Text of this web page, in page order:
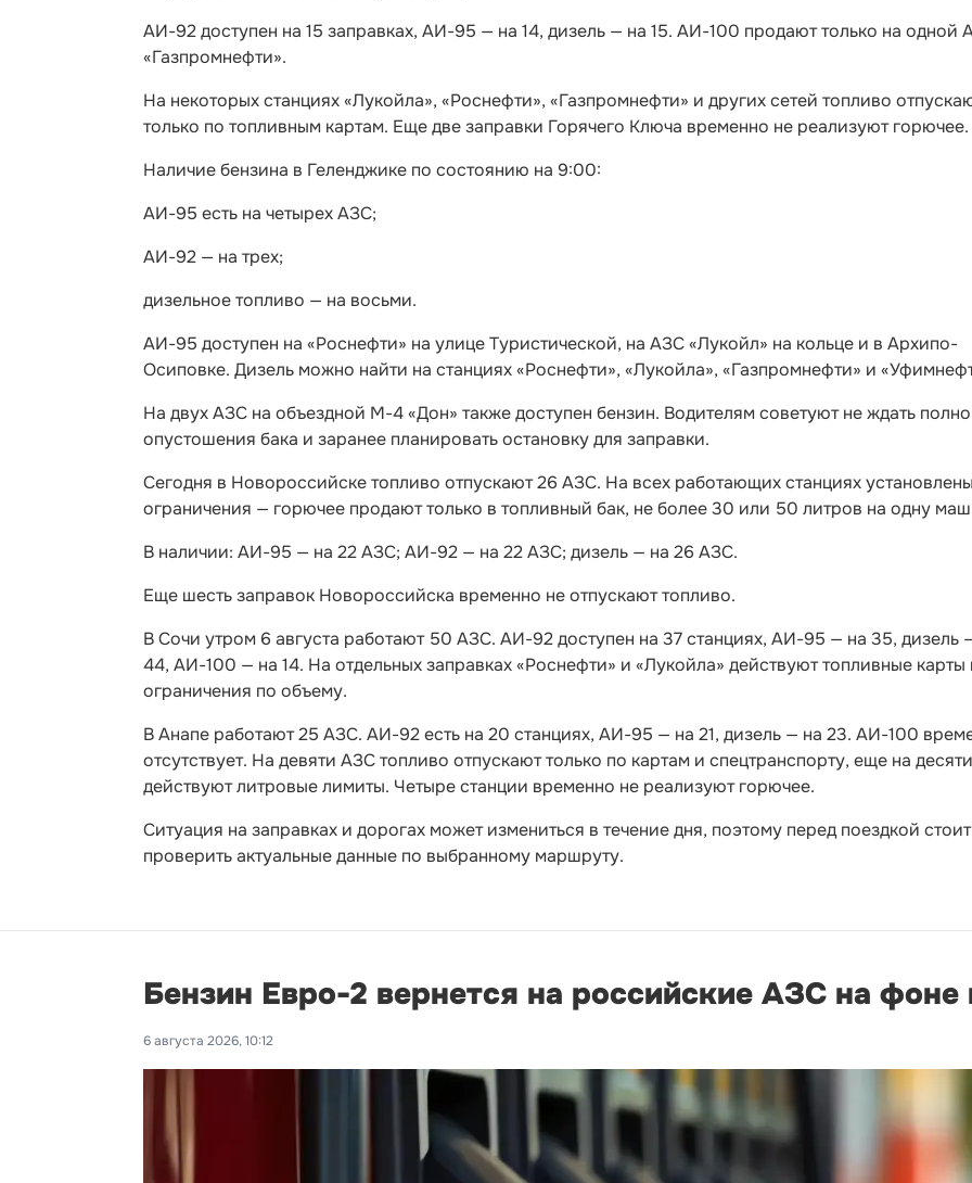
АИ-92 доступен на 15 заправках, АИ-95 — на 14, дизель — на 15. АИ-100 продают только на одной
«Газпромнефти».
На некоторых станциях «Лукойла», «Роснефти», «Газпромнефти» и других сетей топливо
только по топливным картам. Еще две заправки Горячего Ключа временно не реализуют горючее.
Наличие бензина в Геленджике по состоянию на 9:00:
АИ-95 есть на четырех АЗС;
АИ-92 — на трех;
дизельное топливо — на восьми.
АИ-95 доступен на «Роснефти» на улице Туристической, на АЗС «Лукойл» на кольце и в Архипо-
Осиповке. Дизель можно найти на станциях «Роснефти», «Лукойла», «Газпромнефти» и
На двух АЗС на объездной М-4 «Дон» также доступен бензин. Водителям советуют не ждать
опустошения бака и заранее планировать остановку для заправки.
Сегодня в Новороссийске топливо отпускают 26 АЗС. На всех работающих станциях
ограничения — горючее продают только в топливный бак, не более 30 или 50 литров на одну
В наличии: АИ-95 — на 22 АЗС; АИ-92 — на 22 АЗС; дизель — на 26 АЗС.
Еще шесть заправок Новороссийска временно не отпускают топливо.
В Сочи утром 6 августа работают 50 АЗС. АИ-92 доступен на 37 станциях, АИ-95 — на 35, дизель
44, АИ-100 — на 14. На отдельных заправках «Роснефти» и «Лукойла» действуют топливные карты
ограничения по объему.
В Анапе работают 25 АЗС. АИ-92 есть на 20 станциях, АИ-95 — на 21, дизель — на 23. АИ-100
отсутствует. На девяти АЗС топливо отпускают только по картам и спецтранспорту, еще на десяти
действуют литровые лимиты. Четыре станции временно не реализуют горючее.
Ситуация на заправках и дорогах может измениться в течение дня, поэтому перед поездкой стоит
проверить актуальные данные по выбранному маршруту.
Бензин Евро-2 вернется на российские АЗС на фоне
6 августа 2026, 10:12